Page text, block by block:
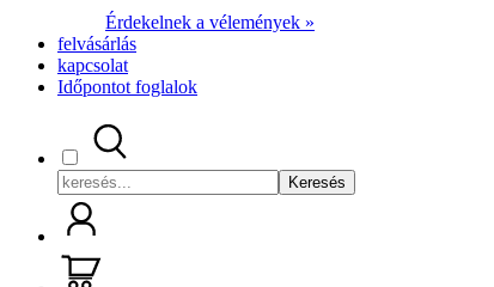
Érdekelnek a vélemények »
felvásárlás
kapcsolat
Időpontot foglalok
Keresés